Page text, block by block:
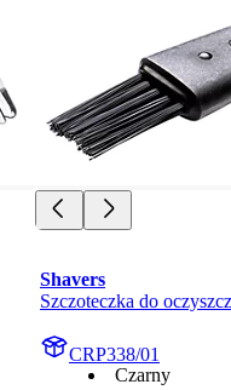
Shavers
Szczoteczka do
CRP338/01
Czarny